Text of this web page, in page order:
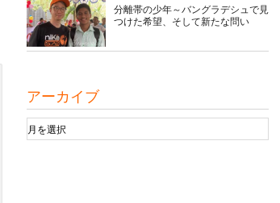
分離帯の少年～バングラデシュで見
つけた希望、そして新たな問い
アーカイブ